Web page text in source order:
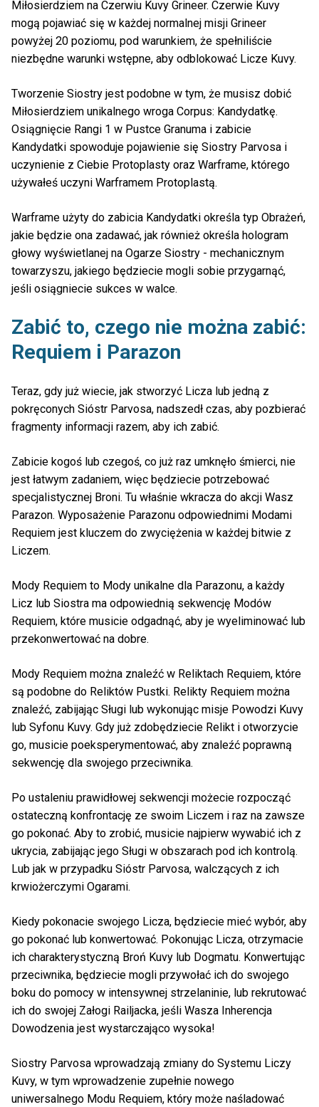
Miłosierdziem na Czerwiu Kuvy Grineer. Czerwie Kuvy
mogą pojawiać się w każdej normalnej misji Grineer
powyżej 20 poziomu, pod warunkiem, że spełniliście
niezbędne warunki wstępne, aby odblokować Licze Kuvy.
Tworzenie Siostry jest podobne w tym, że musisz dobić
Miłosierdziem unikalnego wroga Corpus: Kandydatkę.
Osiągnięcie Rangi 1 w Pustce Granuma i zabicie
Kandydatki spowoduje pojawienie się Siostry Parvosa i
uczynienie z Ciebie Protoplasty oraz Warframe, którego
używałeś uczyni Warframem Protoplastą.
Warframe użyty do zabicia Kandydatki określa typ Obrażeń,
jakie będzie ona zadawać, jak również określa hologram
głowy wyświetlanej na Ogarze Siostry - mechanicznym
towarzyszu, jakiego będziecie mogli sobie przygarnąć,
jeśli osiągniecie sukces w walce.
Zabić to, czego nie można zabić:
Requiem i Parazon
Teraz, gdy już wiecie, jak stworzyć Licza lub jedną z
pokręconych Sióstr Parvosa, nadszedł czas, aby pozbierać
fragmenty informacji razem, aby ich zabić.
Zabicie kogoś lub czegoś, co już raz umknęło śmierci, nie
jest łatwym zadaniem, więc będziecie potrzebować
specjalistycznej Broni. Tu właśnie wkracza do akcji Wasz
Parazon. Wyposażenie Parazonu odpowiednimi Modami
Requiem jest kluczem do zwyciężenia w każdej bitwie z
Liczem.
Mody Requiem to Mody unikalne dla Parazonu, a każdy
Licz lub Siostra ma odpowiednią sekwencję Modów
Requiem, które musicie odgadnąć, aby je wyeliminować lub
przekonwertować na dobre.
Mody Requiem można znaleźć w Reliktach Requiem, które
są podobne do Reliktów Pustki. Relikty Requiem można
znaleźć, zabijając Sługi lub wykonując misje Powodzi Kuvy
lub Syfonu Kuvy. Gdy już zdobędziecie Relikt i otworzycie
go, musicie poeksperymentować, aby znaleźć poprawną
sekwencję dla swojego przeciwnika.
Po ustaleniu prawidłowej sekwencji możecie rozpocząć
ostateczną konfrontację ze swoim Liczem i raz na zawsze
go pokonać. Aby to zrobić, musicie najpierw wywabić ich z
ukrycia, zabijając jego Sługi w obszarach pod ich kontrolą.
Lub jak w przypadku Sióstr Parvosa, walczących z ich
krwiożerczymi Ogarami.
Kiedy pokonacie swojego Licza, będziecie mieć wybór, aby
go pokonać lub konwertować. Pokonując Licza, otrzymacie
ich charakterystyczną Broń Kuvy lub Dogmatu. Konwertując
przeciwnika, będziecie mogli przywołać ich do swojego
boku do pomocy w intensywnej strzelaninie, lub rekrutować
ich do swojej Załogi Railjacka, jeśli Wasza Inherencja
Dowodzenia jest wystarczająco wysoka!
Siostry Parvosa wprowadzają zmiany do Systemu Liczy
Kuvy, w tym wprowadzenie zupełnie nowego
uniwersalnego Modu Requiem, który może naśladować